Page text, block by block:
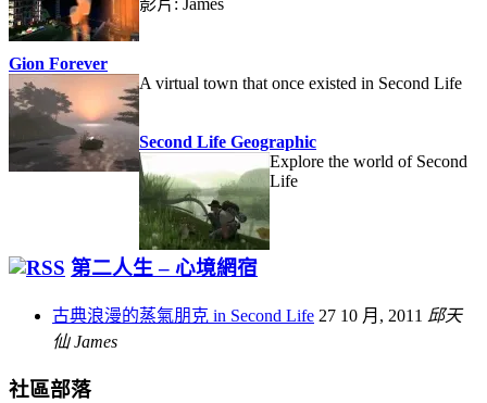
影片: James
Gion Forever
A virtual town that once existed in Second Life
Second Life Geographic
Explore the world of Second
Life
第二人生 – 心境網宿
古典浪漫的蒸氣朋克 in Second Life 27 10 月, 2011 邱天
仙 James
社區部落